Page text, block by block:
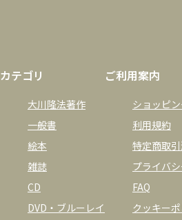
カテゴリ
大川隆法著作
一般書
絵本
雑誌
CD
DVD・ブルーレイ
ご利用案内
ショッピ
利用規約
特定商取
プライバ
FAQ
クッキー